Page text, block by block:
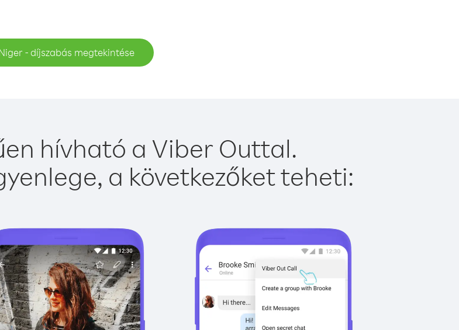
- díjszabás megtekintése
hívható a Viber Outtal.
a következőket teheti: